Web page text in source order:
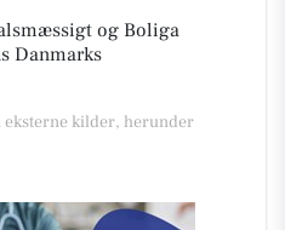
og Boliga
Danmarks
eksterne kilder, herunder